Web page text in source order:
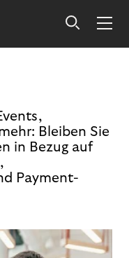
Bleiben Sie
in Bezug auf
Payment-